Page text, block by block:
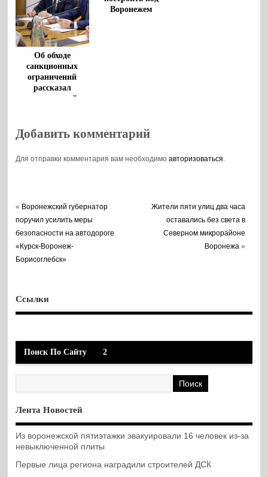
Об обходе
санкционных
ограничений
рассказал
воронежский
Воронежем
Добавить комментарий
Для отправки комментария вам необходимоавторизоваться
« Воронежский губернатор
поручил усилить меры
безопасности на автодороге
«Курск-Воронеж-
Борисоглебск»
Жители пяти улиц два часа
оставались без света в
Северном микрорайоне
Воронежа »
Ссылки
Поиск По Сайту 2
Лента Новостей
Из воронежской пятиэтажки эвакуировали 16 человек из-за
невыключенной плиты
Первые лица региона наградили строителей ДСК